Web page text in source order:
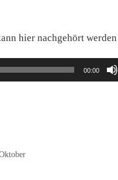
hier nachgehört werden
00:00